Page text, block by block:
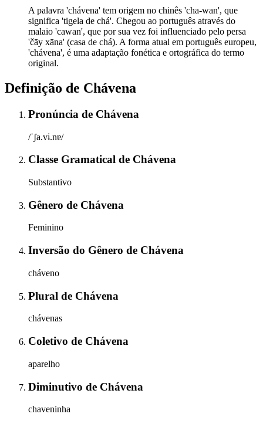
A palavra 'chávena' tem origem no chinês 'cha-wan', que
significa 'tigela de chá'. Chegou ao português através do
malaio 'cawan', que por sua vez foi influenciado pelo persa
'čāy xāna' (casa de chá). A forma atual em português europeu,
'chávena', é uma adaptação fonética e ortográfica do termo
original.
Definição de Chávena
Pronúncia de Chávena
/ˈʃa.vɨ.nɐ/
Classe Gramatical de Chávena
Substantivo
Gênero de Chávena
Feminino
Inversão do Gênero de Chávena
cháveno
Plural de Chávena
chávenas
Coletivo de Chávena
aparelho
Diminutivo de Chávena
chaveninha